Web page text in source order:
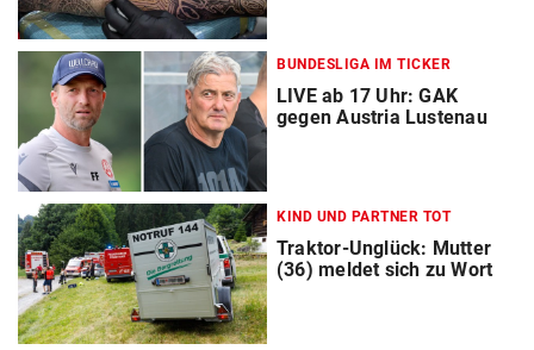
BUNDESLIGA IM TICKER
LIVE ab 17 Uhr: GAK
gegen Austria Lustenau
KIND UND PARTNER TOT
Traktor-Unglück: Mutter
(36) meldet sich zu Wort